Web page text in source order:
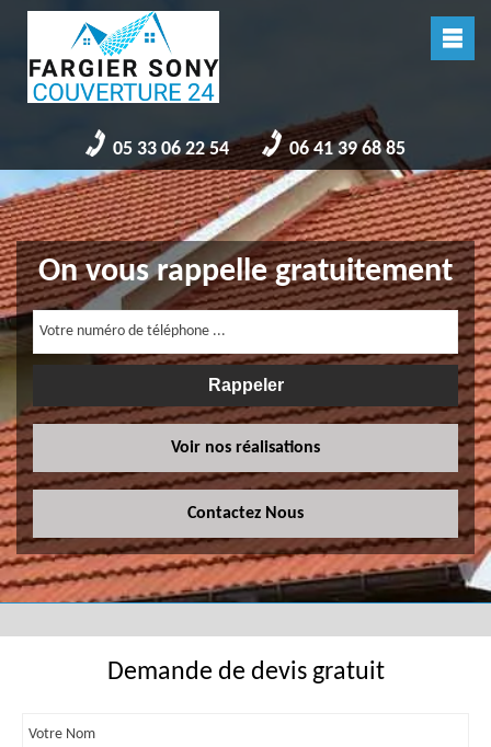
05 33 06 22 54 06 41 39 68 85
On vous rappelle gratuitement
Voir nos réalisations
Contactez Nous
Demande de devis gratuit